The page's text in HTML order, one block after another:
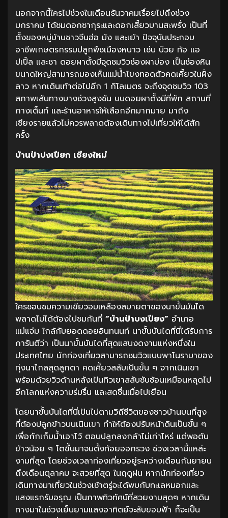
นอกจากนี้ใครไปช่วงในเดือนธันวาคมเรื่อยไปถึงช่วง
มกราคม ได้ชมดอกซากุระและดอกเสี้ยวบานสะพรั่ง เป็นที่
ตั้งของหมู่บ้านชาวจีนฮ่อ ม้ง และเย้า ปัจจุบันประกอบ
อาชีพเกษตรกรรมปลูกพืชเมืองหนาว เช่น บ๊วย ท้อ แอ
ปเปิ้ล และชา ดอยผาตั้งมีจุดชมวิวช่องผาบ่อง เป็นช่องหิน
ขนาดใหญ่สามารถมองเห็นแม่น้ำโขงทอดตัวคดเคี้ยวในฝั่ง
ลาว หากเดินเท้าต่อไปอีก 1 กิโลเมตร จะถึงจุดชมวิว 103
สภาพเส้นทางบางช่วงสูงชัน บนดอยผาตั้งมีที่พัก สถานที่
กางเต็นท์ และร้านอาหารให้เลือกอีกมากมาย มาถึง
เชียงรายแล้วไม่ควรพลาดต้องเดินทางไปเที่ยวให้ได้สัก
ครั้ง
บ้านป่าปงเปียก เชียงใหม่
ใครชอบชมความเขียวอมเหลืองสบายตาของนาขั้นบันได
พลาดไม่ได้ต้องไปชมกันที่ “บ้านป่าบงเปียง” อำเภอ
แม่แจ่ม ใกล้กับยอดดอยอินทนนท์ นาขั้นบันไดที่นี่ได้รับการ
การันตีว่า เป็นนาขั้นบันไดที่สุดแสนงดงามแห่งหนึ่งใน
ประเทศไทย นักท่องเที่ยวสามารถชมวิวแบบพาโนรามาของ
ทุ่งนาไกลสุดลูกตา คดเคี้ยวสลับเป้นขั้น ๆ จากเนินเขา
พร้อมด้วยวิวด้านหลังเป้นทิวเขาสลับซับซ้อนเหมือนหลุดไป
อีกโลกแห่งความร่มรื่น และสดชื่นเมื่อไปเยือน
โดยนาขั้นบันไดที่นี่เป้นไปตามวิถีชีวิตของชาวบ้านบนที่สูง
ที่ต้องปลูกข้าวบนเนินเขา ทำให้ต้องปรับหน้าดินเป็นขั้น ๆ
เพื่อกักเก็บน้ำเอาไว้ ตอนปลูกลงกล้าไม่เท่าไหร่ แต่พอต้น
ข้าวน้อย ๆ โตขึ้นมาจนตั้งท้อยออกรวง ช่วงเวลานี้แหล่ะ
งามที่สุด โดยช่วงเวลาท่องเที่ยวอยู่ระหว่างเดือนกันยายน
ถึงเดือนตุลาคม จะสวยที่สุด ในฤดูฝน หากนักท่องเที่ยว
เดินทางมาเที่ยวในช่วงเช้าตรู่จะได้พบกับทะเลหมอกและ
แสงแรกรับอรุณ เป็นภาพทิวทัศน์ที่สวยงามสุดๆ หากเดิน
ทางมาในช่วงเย็นยามแสงอาทิตย์จะลับขอบฟ้า ก็จะเป็น